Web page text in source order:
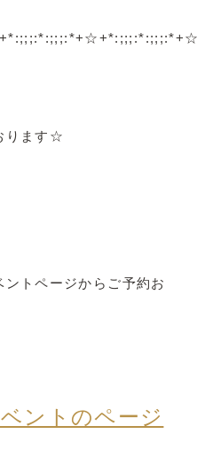
ります☆
トページからご予約お
ントのページ